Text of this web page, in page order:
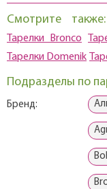
Смотрите
Тарелки Bronco
Тарелки Domenik
Подразделы по
Бренд: